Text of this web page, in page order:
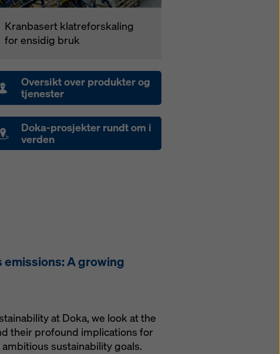
Kranbasert klatreforskaling
for ensidig bruk
Oversikt over produkter og
tjenester
Doka-prosjekter rundt om i
verden
emissions: A growing
at Doka, we look at the
their profound implications for
sustainability goals.